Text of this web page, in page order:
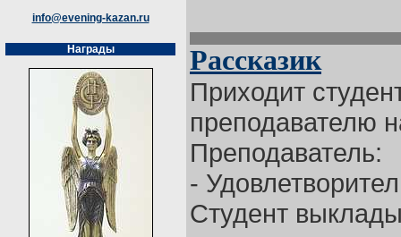
info@evening-kazan.ru
Награды Рассказик
Приходит
преподавателю
Преподаватель:
-
Студент